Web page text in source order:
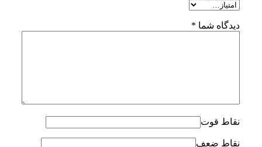
دیدگاه شما *
نقاط قوت
نقاط ضعف